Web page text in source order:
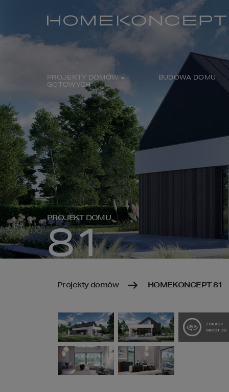
PROJEKTY DOMÓW
GOTOWYCH
BUDOWA DOMU
PROJEKT DOMU
81
Projekty domów HOMEKONCEPT 81
ZOBACZ
OBRÓT 3D